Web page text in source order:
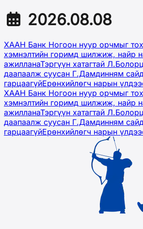
2026.08.08
ХААН Банк Ногоон нуур орчмыг
хэмнэлтийн горимд шилжиж, найр
ажилланаТэргүүн хатагтай
даапаалж суусан Г.Дамдинням
гарцаагүйЕрөнхийлөгч нарын
ХААН Банк Ногоон нуур орчмыг
хэмнэлтийн горимд шилжиж, найр
ажилланаТэргүүн хатагтай
даапаалж суусан Г.Дамдинням
гарцаагүйЕрөнхийлөгч нарын